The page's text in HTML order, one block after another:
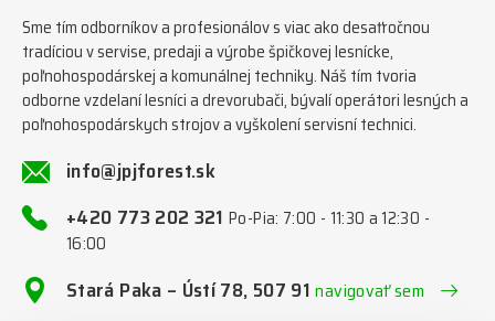
Sme tím odborníkov a profesionálov s viac ako desaťročnou
tradíciou v servise, predaji a výrobe špičkovej lesnícke,
poľnohospodárskej a komunálnej techniky. Náš tím tvoria
odborne vzdelaní lesníci a drevorubači, bývalí operátori lesných a
poľnohospodárskych strojov a vyškolení servisní technici.
info@jpjforest.sk
+420 773 202 321Po-Pia: 7:00 - 11:30 a 12:30 -
16:00
Stará Paka – Ústí 78, 507 91navigovať sem